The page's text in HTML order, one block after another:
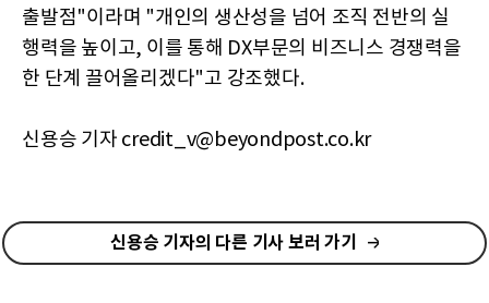
출발점"이라며 "개인의 생산성을 넘어 조직 전반의 실
행력을 높이고, 이를 통해 DX부문의 비즈니스 경쟁력을
한 단계 끌어올리겠다"고 강조했다.
신용승 기자 credit_v@beyondpost.co.kr
신용승 기자의 다른 기사 보러 가기